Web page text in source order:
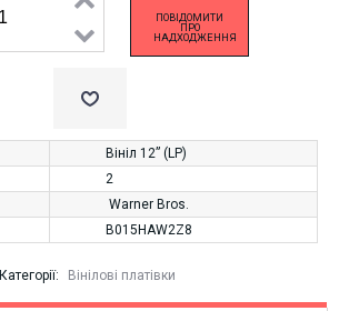
ПОВІДОМИТИ
ПРО
НАДХОДЖЕННЯ
Вініл 12” (LP)
2
Warner Bros.
B015HAW2Z8
Категорії: Вінілові платівки